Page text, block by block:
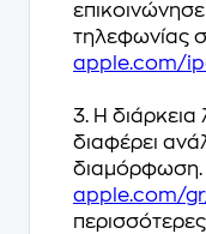
τηλεφωνίας
apple.com/
3. Η διάρκεια
διαφέρει
διαμόρφωση.
apple.com/